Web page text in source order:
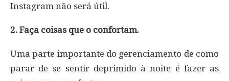
Instagram não será útil.
2. Faça coisas que o confortam.
Uma parte importante do gerenciamento de como
parar de se sentir deprimido à noite é fazer as